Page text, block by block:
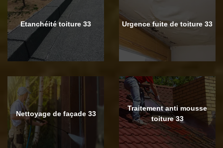
Etanchéité toiture 33 Urgence fuite de toiture 33
Nettoyage de façade 33
Traitement anti mousse
toiture 33